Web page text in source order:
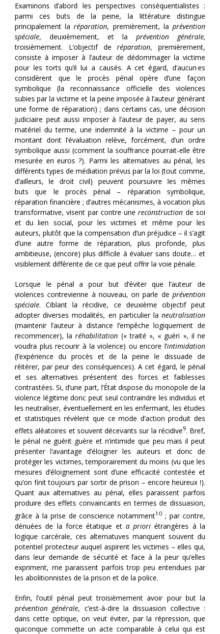
Examinons d’abord les perspectives conséquentialistes :
parmi ces buts de la peine, la littérature distingue
principalement laréparation, premièrement, laprévention
spéciale, deuxièmement, et la prévention générale,
troisièmement. L’objectif deréparation, premièrement,
consiste à imposer à l’auteur de dédommager la victime
pour les torts qu’il lui a causés. A cet égard, d’aucun·es
considèrent que le procès pénal opère d’une façon
symbolique (la reconnaissance officielle des violences
subies par la victime et la peine imposée à l’auteur générant
une forme de réparation) ; dans certains cas, une décision
judiciaire peut aussi imposer à l’auteur de payer, au sens
matériel du terme, une indemnité à la victime – pour un
montant dont l’évaluation relève, forcément, d’un ordre
symbolique aussi (comment la souffrance pourrait-elle être
mesurée en euros ?). Parmi les alternatives au pénal, les
différents types de médiation prévus par la loi (tout comme,
d’ailleurs, le droit civil) peuvent poursuivre les mêmes
buts que le procès pénal – réparation symbolique,
réparation financière ; d’autres mécanismes, à vocation plus
transformative, visent par contre unereconstruction de soi
et du lien social, pour les victimes et même pour les
auteurs, plutôt que la compensation d’un préjudice – il s’agit
d’une autre forme de réparation, plus profonde, plus
ambitieuse, (encore) plus difficile à évaluer sans doute… et
visiblement différente de ce que peut offrir la voie pénale.
Lorsque le pénal a pour but d’éviter que l’auteur de
violences contrevienne à nouveau, on parle de prévention
spéciale. Ciblant la récidive, ce deuxième objectif peut
adopter diverses modalités, en particulier la neutralisation
(maintenir l’auteur à distance l’empêche logiquement de
recommencer), laréhabilitation (« traité », « guéri », il ne
voudra plus recourir à la violence) ou encore l’intimidation
(l’expérience du procès et de la peine le dissuade de
réitérer, par peur des conséquences). A cet égard, le pénal
et ses alternatives présentent des forces et faiblesses
contrastées. Si, d’une part, l’État dispose du monopole de la
violence légitime donc peut seul contraindre les individus et
les neutraliser, éventuellement en les enfermant, les études
et statistiques révèlent que ce mode d’action produit des
effets aléatoires et souvent décevants sur la récidive9. Bref,
le pénal ne guérit guère et n’intimide que peu mais il peut
présenter l’avantage d’éloigner les auteurs et donc de
protéger les victimes, temporairement du moins (vu que les
mesures d’éloignement sont d’une efficacité contestée et
qu’on finit toujours par sortir de prison – encore heureux !).
Quant aux alternatives au pénal, elles paraissent parfois
produire des effets convaincants en termes de dissuasion,
grâce à la prise de conscience notamment10 ; par contre,
dénuées de la force étatique et a prioriétrangères à la
logique carcérale, ces alternatuves manquent souvent du
potentiel protecteur auquel aspirent les victimes – elles qui,
dans leur demande de sécurité et face à la peur qu’elles
expriment, me paraissent parfois trop peu entendues par
les abolitionnistes de la prison et de la police.
Enfin, l’outil pénal peut troisièmement avoir pour but la
prévention générale, c’est-à-dire la dissuasion collective :
dans cette optique, on veut éviter, par la répression, que
quiconque commette un acte comparable à celui qui est